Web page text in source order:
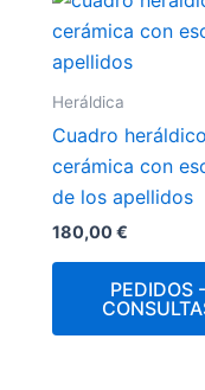
Heráldica
Cuadro
cerámica con
de los apellidos
180,00€
PEDIDOS -